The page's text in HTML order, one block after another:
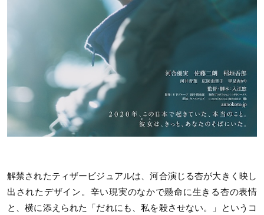
解禁されたティザービジュアルは、河合演じる杏が大きく映し
出されたデザイン。辛い現実のなかで懸命に生きる杏の表情
と、横に添えられた「だれにも、私を殺させない。」というコ